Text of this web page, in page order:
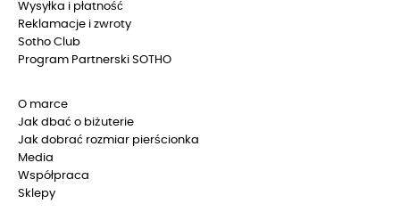
Wysyłka i płatność
Reklamacje i zwroty
Sotho Club
Program Partnerski SOTHO
O marce
Jak dbać o biżuterie
Jak dobrać rozmiar pierścionka
Media
Współpraca
Sklepy